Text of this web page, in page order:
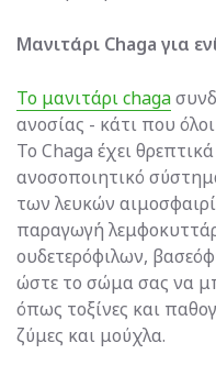
Μανιτάρι Chaga για
Το μανιτάρι chaga
ανοσίας - κάτι που
Το Chaga έχει
ανοσοποιητικό
των λευκών
παραγωγή
ουδετερόφιλων,
ώστε το σώμα σας να
όπως τοξίνες και
ζύμες και μούχλα.